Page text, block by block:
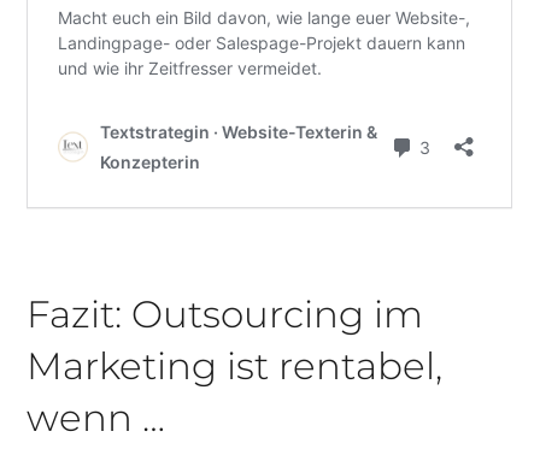
Fazit: Outsourcing im
Marketing ist rentabel,
wenn …